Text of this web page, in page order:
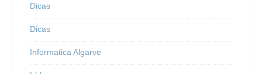
Dicas
Dicas
Informatica Algarve